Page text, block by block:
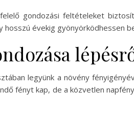
gondozási feltételeket
évekig gyönyörködhessen
legyünk a növény
fényt kap, de a közvetlen